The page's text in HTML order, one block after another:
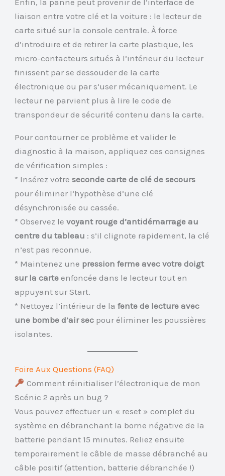
Enfin, la panne peut provenir de l’interface de
liaison entre votre clé et la voiture : le lecteur de
carte situé sur la console centrale. À force
d’introduire et de retirer la carte plastique, les
micro-contacteurs situés à l’intérieur du lecteur
finissent par se dessouder de la carte
électronique ou par s’user mécaniquement. Le
lecteur ne parvient plus à lire le code de
transpondeur de sécurité contenu dans la carte.
Pour contourner ce problème et valider le
diagnostic à la maison, appliquez ces consignes
de vérification simples :
* Insérez votre seconde carte de clé de secours
pour éliminer l’hypothèse d’une clé
désynchronisée ou cassée.
* Observez levoyant rouge d’antidémarrage au
centre du tableau : s’il clignote rapidement, la clé
n’est pas reconnue.
* Maintenez une pression ferme avec votre doigt
sur la carte enfoncée dans le lecteur tout en
appuyant sur Start.
* Nettoyez l’intérieur de lafente de lecture avec
une bombe d’air sec pour éliminer les poussières
isolantes.
Foire Aux Questions (FAQ)
Comment réinitialiser l’électronique de mon
Scénic 2 après un bug ?
Vous pouvez effectuer un « reset » complet du
système en débranchant la borne négative de la
batterie pendant 15 minutes. Reliez ensuite
temporairement le câble de masse débranché au
câble positif (attention, batterie débranchée !)